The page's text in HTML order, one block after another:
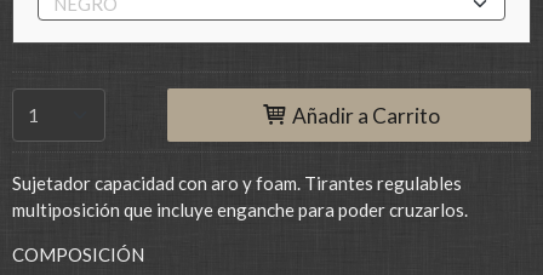
Añadir a Carrito
Sujetador capacidad con aro y foam. Tirantes regulables
multiposición que incluye enganche para poder cruzarlos.
COMPOSICIÓN